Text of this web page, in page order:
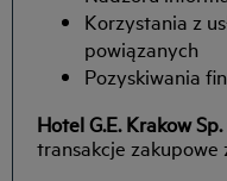
Korzystania z
powiązanych
Pozyskiwania
Hotel G.E. Krakow Sp.
transakcje zakupowe